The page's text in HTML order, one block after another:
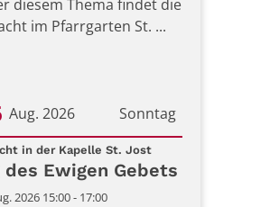
diesem Thema findet die
im Pfarrgarten St. ...
Sonntag
Aug. 2026
16. August 2026
in der Kapelle St. Jost:
des Ewigen Gebets
2026 15:00 - 17:00